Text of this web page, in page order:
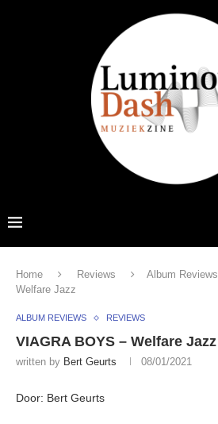
Home Reviews Album Reviews
Welfare Jazz
ALBUM REVIEWS REVIEWS
VIAGRA BOYS – Welfare Jazz
written by Bert Geurts 08/01/2021
Door: Bert Geurts